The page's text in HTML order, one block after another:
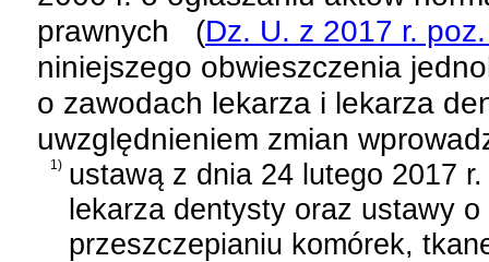
prawnych
(Dz. U. z 2017 r.
niniejszego obwieszczenia
o zawodach lekarza i lekarza
uwzględnieniem zmian
1) ustawą z dnia 24 lutego 2017
lekarza dentysty oraz ustawy
przeszczepianiu komórek,